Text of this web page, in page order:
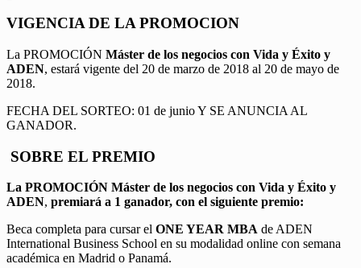
VIGENCIA DE LA PROMOCION
La PROMOCIÓN Máster de los negocios con Vida y Éxito y
ADEN, estará vigente del 20 de marzo de 2018 al 20 de mayo de
2018.
FECHA DEL SORTEO: 01 de junio Y SE ANUNCIA AL
GANADOR.
SOBRE EL PREMIO
La PROMOCIÓN Máster de los negocios con Vida y Éxito y
ADEN, premiará a 1 ganador, con el siguiente premio:
Beca completa para cursar el ONE YEAR MBA de ADEN
International Business School en su modalidad online con semana
académica en Madrid o Panamá.